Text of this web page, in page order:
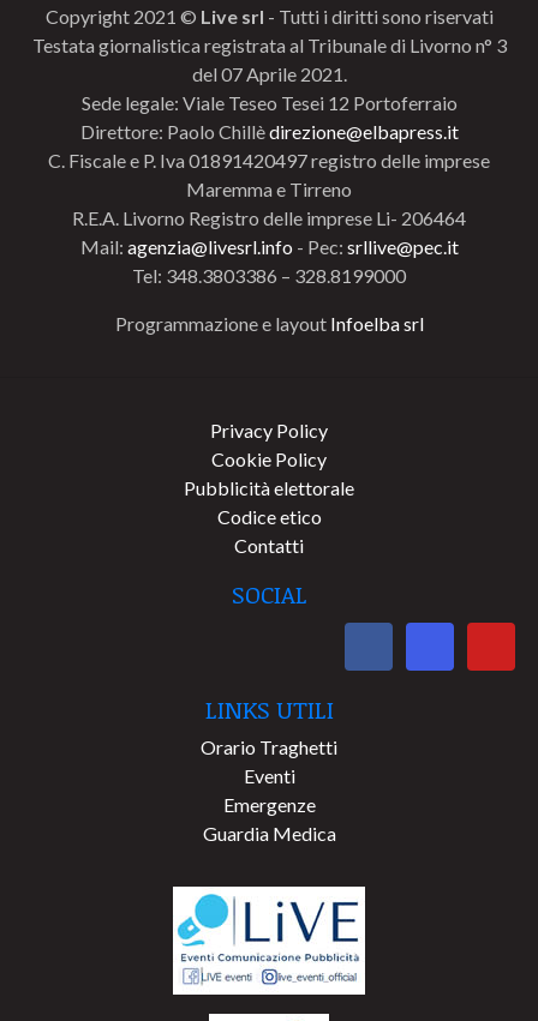
Copyright 2021 © Live srl - Tutti i diritti sono riservati
Testata giornalistica registrata al Tribunale di Livorno n° 3
del 07 Aprile 2021.
Sede legale: Viale Teseo Tesei 12 Portoferraio
Direttore: Paolo Chillèdirezione@elbapress.it
C. Fiscale e P. Iva 01891420497 registro delle imprese
Maremma e Tirreno
R.E.A. Livorno Registro delle imprese Li- 206464
Mail: agenzia@livesrl.info - Pec: srllive@pec.it
Tel: 348.3803386 – 328.8199000
Programmazione e layout Infoelba srl
Privacy Policy
Cookie Policy
Pubblicità elettorale
Codice etico
Contatti
SOCIAL
LINKS UTILI
Orario Traghetti
Eventi
Emergenze
Guardia Medica